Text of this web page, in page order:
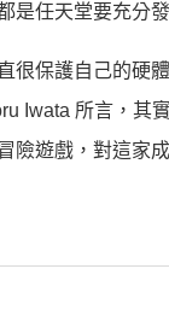
是任天堂要充分
很保護自己的硬
Iwata 所言，其
險遊戲，對這家